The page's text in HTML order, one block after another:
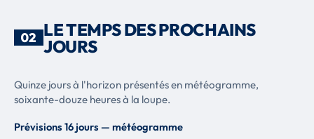
02 LE TEMPS DES PROCHAINS
JOURS
Quinze jours à l'horizon présentés en météogramme,
soixante-douze heures à la loupe.
Prévisions 16 jours — météogramme